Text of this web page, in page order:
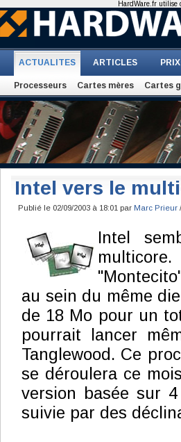
ACTUALITES ARTICLES PRIX
Processeurs Cartes mères Cartes
Intel vers le
Publié le 02/09/2003 à 18:01 par Marc Prieur
Intel
au sein du même
de 18 Mo pour un
pourrait lancer
Tanglewood. Ce
se déroulera ce
version basée sur
suivie par des
HardWare.fr utilise